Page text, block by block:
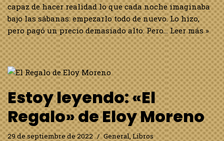
capaz de hacer realidad lo que cada noche imaginaba
bajo las sábanas: empezarlo todo de nuevo. Lo hizo,
pero pagó un precio demasiado alto. Pero…Leer más »
Estoy leyendo: «El
Regalo» de Eloy Moreno
29 de septiembre de 2022 General,Libros